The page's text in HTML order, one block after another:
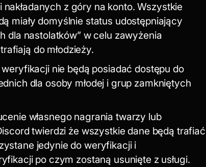
z góry na konto. Wszystkie
miały domyślnie status udostępniający
dla nastolatków” w celu zawyżenia
do młodzieży.
nie będą posiadać dostępu do
dla osoby młodej i grup zamkniętych
własnego nagrania twarzy lub
twierdzi że wszystkie dane będą trafiać
jedynie do weryfikacji i
po czym zostaną usunięte z usługi.